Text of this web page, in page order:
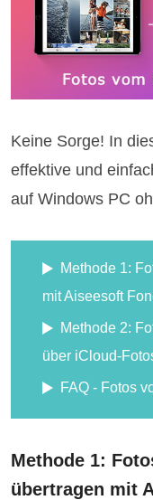
Keine Sorge! In
effektive und
auf Windows PC
Methode 1:
mit Aiseesoft
Methode 2:
über iCloud-
FAQ - Fotos
Methode 1:
übertragen mit